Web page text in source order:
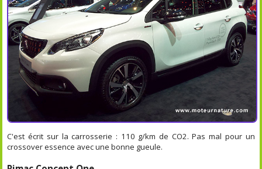
C'est écrit sur la carrosserie : 110 g/km de CO2. Pas mal pour un
crossover essence avec une bonne gueule.